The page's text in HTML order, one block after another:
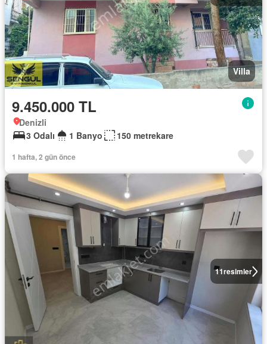
Villa
9.450.000 TL
Denizli
3 Odalı
1 Banyo 150 metrekare
1 hafta, 2 gün önce
11resimler